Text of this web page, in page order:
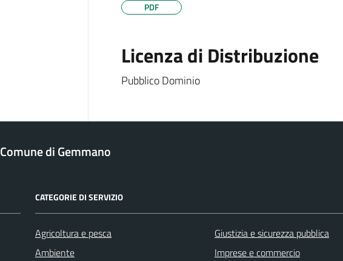
PDF
Licenza di Distribuzione
Pubblico Dominio
Comune di Gemmano
CATEGORIE DI SERVIZIO
Agricoltura e pesca
Ambiente
Giustizia e sicurezza pubblica
Imprese e commercio